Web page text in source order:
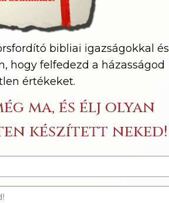
bibliai igazságokkal és
hogy felfedezd a házasságod
értékeket.
ma, és élj olyan
készített neked!